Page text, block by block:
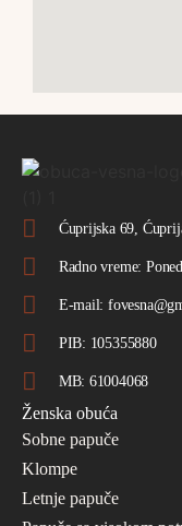
Ćuprijska 69,
Radno vreme:
E-mail:
PIB: 105355880
MB: 61004068
Ženska obuća
Sobne papuče
Klompe
Letnje papuče